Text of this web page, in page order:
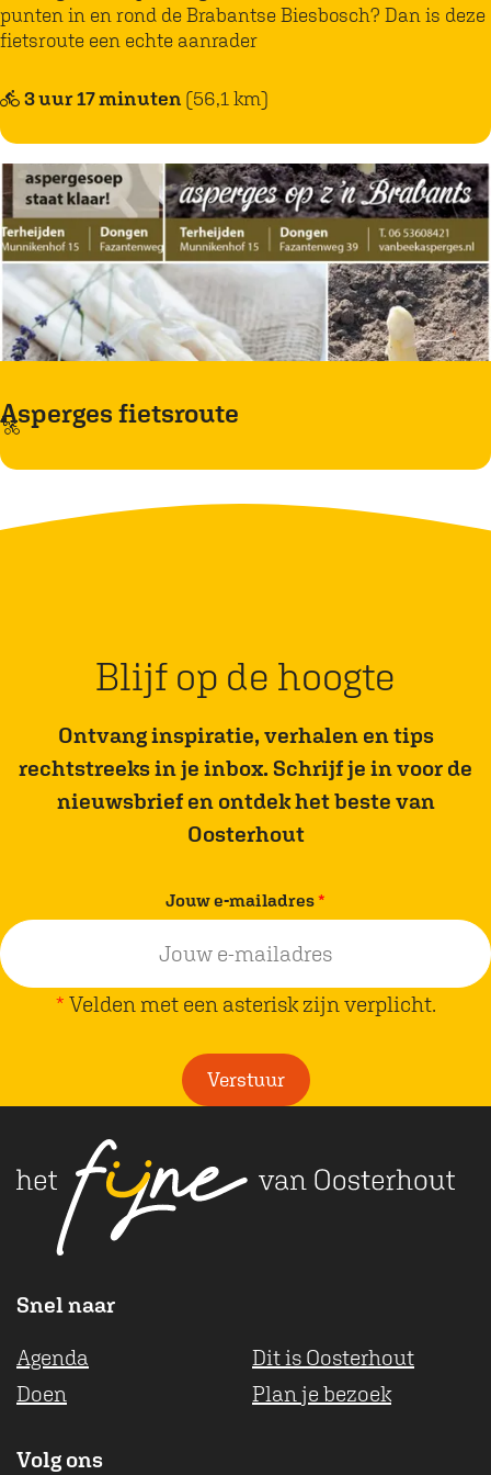
p
d
e
r
w
l
u
w
e
,
D
i
m
e
l
n
a
g
s
e
t
b
v
e
p
a
punten in en rond de Brabantse Biesbosch? Dan is deze
fietsroute een echte aanrader
3 uur 17 minuten (56,1 km)
Asperges fietsroute
A
s
e
t
e
Blijf op de hoogte
Ontvang inspiratie, verhalen en tips
rechtstreeks in je inbox. Schrijf je in voor de
nieuwsbrief en ontdek het beste van
Oosterhout
Jouw e-mailadres*
r
p
* Velden met een asterisk zijn verplicht.
Verstuur
Snel naar
Agenda
Dit is Oosterhout
Doen
Plan je bezoek
Volg ons